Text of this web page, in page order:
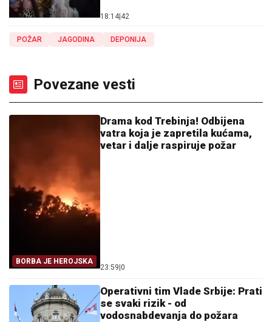
18:14 42
POŽAR JAGODINA DEPONIJA
Povezane vesti
BORBA JE HEROJSKA
Drama kod Trebinja! Odbijena
vatra koja je zapretila kućama,
vetar i dalje raspiruje požar
23:59 0
Operativni tim Vlade Srbije: Prati
se svaki rizik - od
vodosnabdevanja do požara